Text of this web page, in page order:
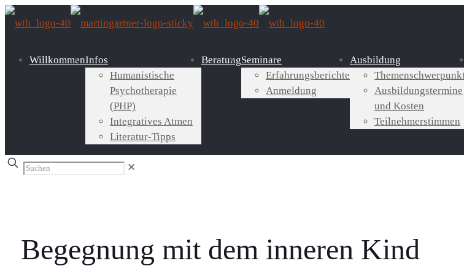
WillkommenInfos
Humanistische
Psychotherapie
(PHP)
Integratives Atmen
Literatur-Tipps
BeratungSeminare
Erfahrungsberichte
Anmeldung
Ausbildung
Ausbildungstermine
und Kosten
Teilnehmerstimmen
✕
Begegnung mit dem inneren Kind